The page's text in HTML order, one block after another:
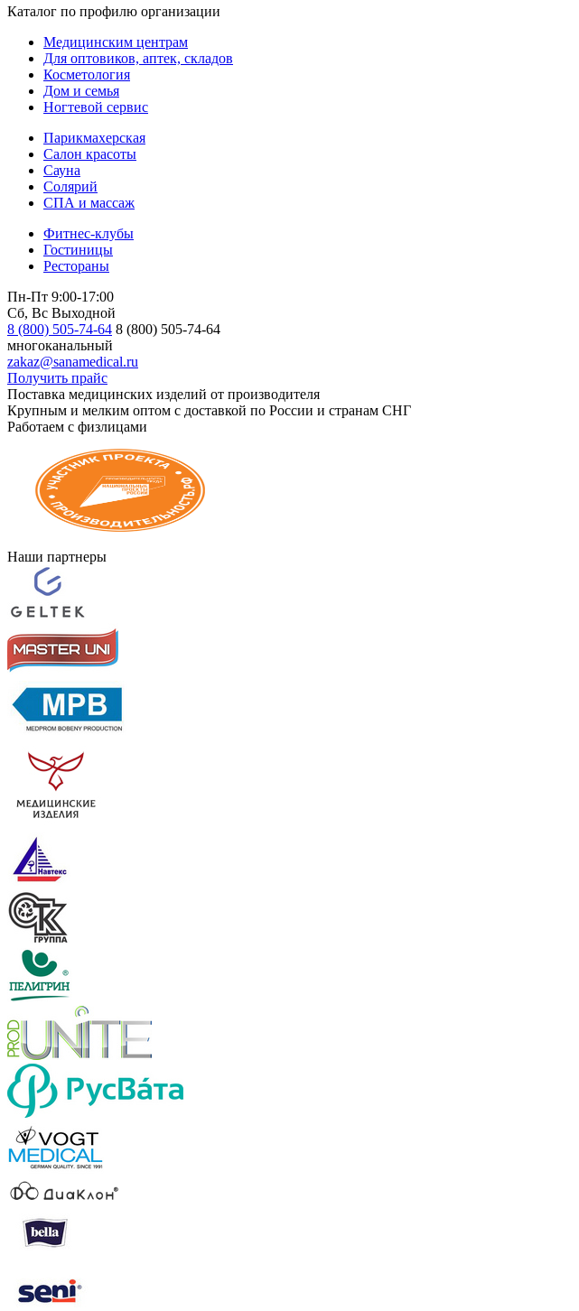
Каталог по профилю организации
Медицинским центрам
Для оптовиков, аптек, складов
Косметология
Дом и семья
Ногтевой сервис
Парикмахерская
Салон красоты
Сауна
Солярий
СПА и массаж
Фитнес-клубы
Гостиницы
Рестораны
Пн-Пт 9:00-17:00
Сб, Вс Выходной
8 (800) 505-74-64 8 (800) 505-74-64
многоканальный
zakaz@sanamedical.ru
Получить прайс
Поставка медицинских изделий от производителя
Крупным и мелким оптом с доставкой по России и странам СНГ
Работаем с физлицами
Наши партнеры